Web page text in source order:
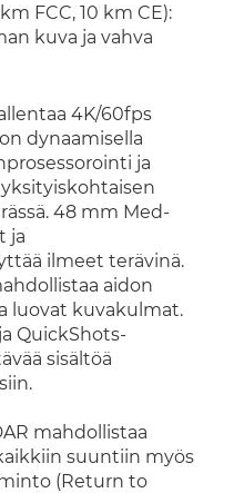
FCC, 10 km CE):
kuva ja vahva
4K/60fps
dynaamisella
ja
48 mm Med-
ja
ilmeet terävinä.
aidon
luovat kuvakulmat.
QuickShots-
sisältöä
mahdollistaa
suuntiin myös
(Return to